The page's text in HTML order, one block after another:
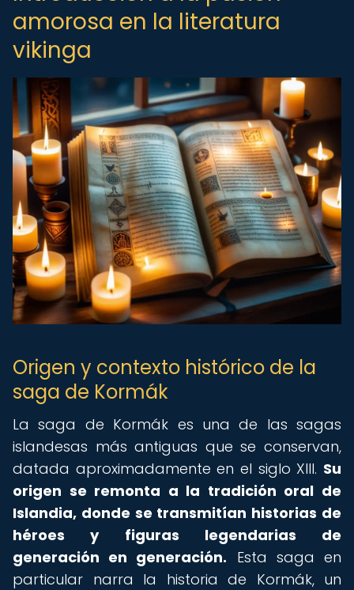
amorosa en la literatura
vikinga
Origen y contexto histórico de la
saga de Kormák
La saga de Kormák es una de las sagas
islandesas más antiguas que se conservan,
datada aproximadamente en el siglo XIII. Su
origen se remonta a la tradición oral de
Islandia, donde se transmitían historias de
héroes y figuras legendarias de
generación en generación. Esta saga en
particular narra la historia de Kormák, un